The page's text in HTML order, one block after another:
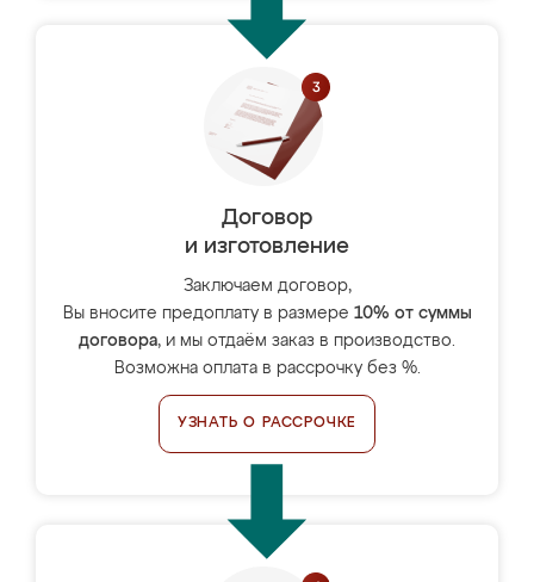
Договор
и изготовление
Заключаем договор,
Вы вносите предоплату в размере 10% от суммы
договора, и мы отдаём заказ в производство.
Возможна оплата в рассрочку без %.
УЗНАТЬ О РАССРОЧКЕ